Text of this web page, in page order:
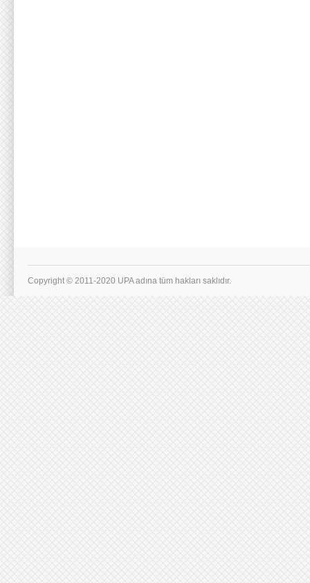
Copyright © 2011-2020 UPA adına tüm hakları saklıdır.